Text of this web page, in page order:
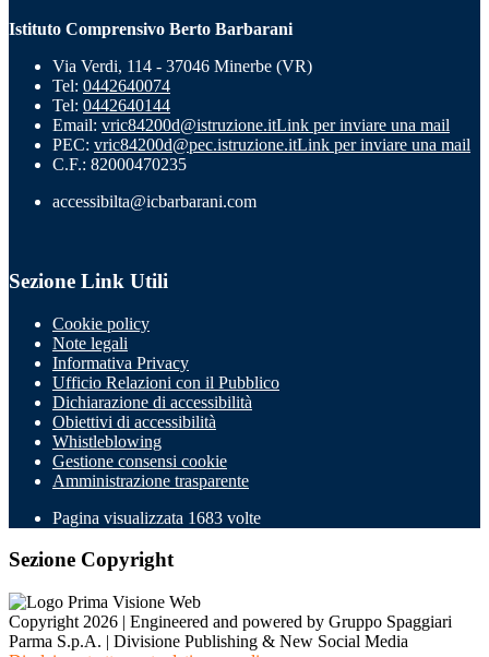
Istituto Comprensivo Berto Barbarani
Via Verdi, 114 - 37046 Minerbe (VR)
Tel: 0442640074
Tel: 0442640144
Email: vric84200d@istruzione.itLink per inviare una mail
PEC: vric84200d@pec.istruzione.itLink per inviare una mail
C.F.: 82000470235
accessibilta@icbarbarani.com
Sezione Link Utili
Cookie policy
Note legali
Informativa Privacy
Ufficio Relazioni con il Pubblico
Dichiarazione di accessibilità
Obiettivi di accessibilità
Whistleblowing
Gestione consensi cookie
Amministrazione trasparente
Pagina visualizzata 1683 volte
Sezione Copyright
Copyright 2026 | Engineered and powered by Gruppo Spaggiari
Parma S.p.A. | Divisione Publishing & New Social Media